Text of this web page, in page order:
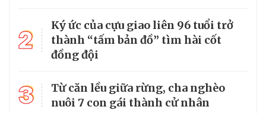
2
Ký ức của cựu giao liên 96 tuổi trở
thành “tấm bản đồ” tìm hài cốt
đồng đội
3
Từ căn lều giữa rừng, cha nghèo
nuôi 7 con gái thành cử nhân